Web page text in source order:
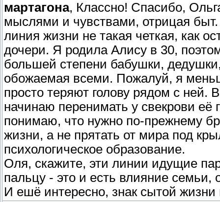
мартагона, Классно! Спасибо,
мыслями и чувствами, отрицая
линия жизни не такая четкая, как
дочери. Я родила Алису в 30,
большей степени бабушки,
обожаемая всеми. Пожалуй, я
просто теряют голову рядом с
начинаю перенимать у свекрови её
понимаю, что нужно по-прежнему
жизни, а не прятать от мира под
психологическое образование.
Оля, скажите, эти линии идущие
пальцу - это и есть влияние семьи,
И ешё интересно, знак сытой жизни